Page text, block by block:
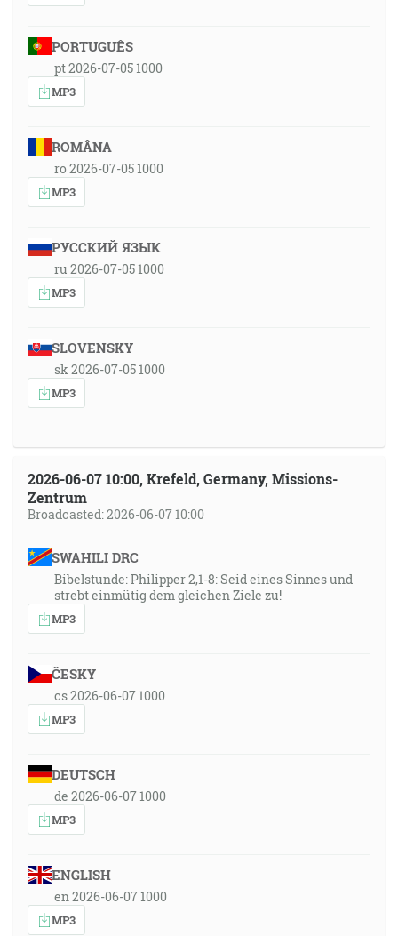
PORTUGUÊS
pt 2026-07-05 1000
MP3
ROMÂNA
ro 2026-07-05 1000
MP3
РУССКИЙ ЯЗЫК
ru 2026-07-05 1000
MP3
SLOVENSKY
sk 2026-07-05 1000
MP3
2026-06-07 10:00, Krefeld, Germany, Missions-
Zentrum
Broadcasted: 2026-06-07 10:00
SWAHILI DRC
Bibelstunde: Philipper 2,1-8: Seid eines Sinnes und
strebt einmütig dem gleichen Ziele zu!
MP3
ČESKY
cs 2026-06-07 1000
MP3
DEUTSCH
de 2026-06-07 1000
MP3
ENGLISH
en 2026-06-07 1000
MP3